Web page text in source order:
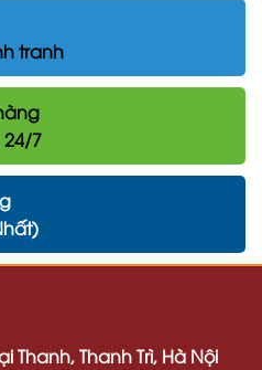
tranh
7
Thanh, Thanh Trì, Hà Nội